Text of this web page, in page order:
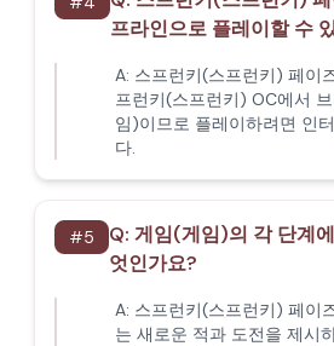
프라인으로 플레이할 수
A: 스프런키(스프런키) 페이
프런키(스프런키) OC에서
임)이므로 플레이하려면 인
다.
#5 Q: 게임(게임)의 각 단계
엇인가요?
A: 스프런키(스프런키) 페이
는 새로운 적과 도전을 제시